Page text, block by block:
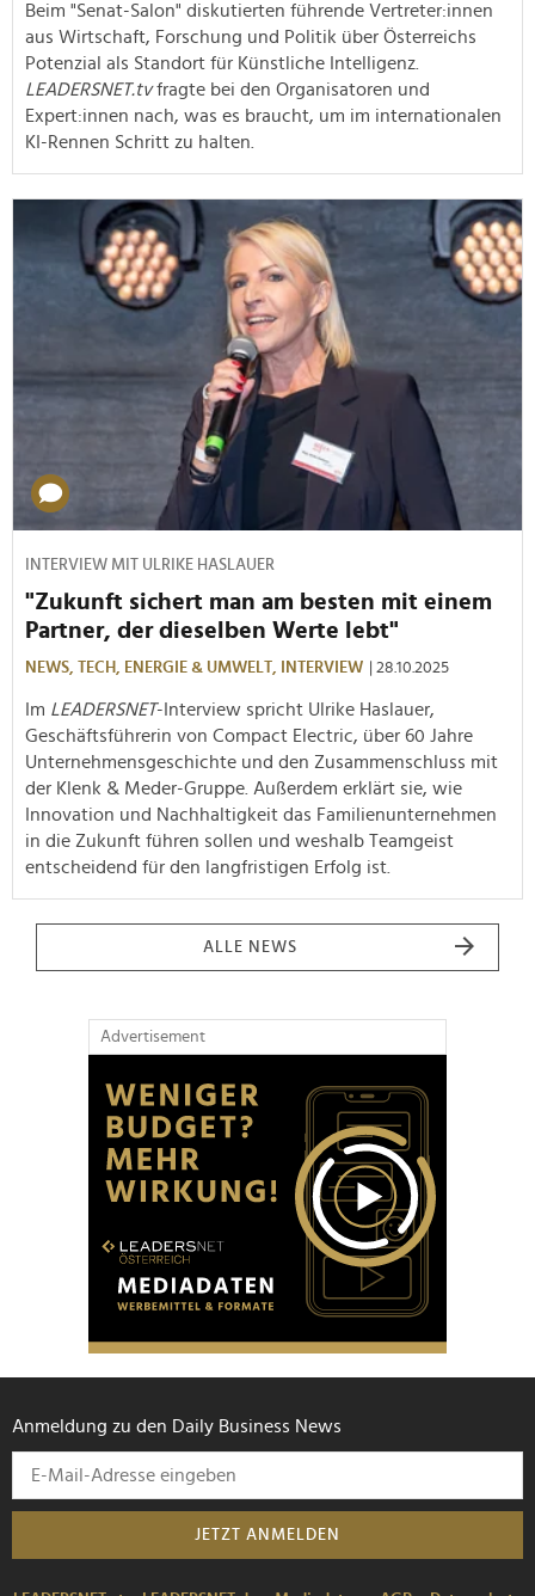
Beim "Senat-Salon" diskutierten führende Vertreter:innen
aus Wirtschaft, Forschung und Politik über Österreichs
Potenzial als Standort für Künstliche Intelligenz.
LEADERSNET.tvfragte bei den Organisatoren und
Expert:innen nach, was es braucht, um im internationalen
KI-Rennen Schritt zu halten.
INTERVIEW MIT ULRIKE HASLAUER
"Zukunft sichert man am besten mit einem
Partner, der dieselben Werte lebt"
NEWS, TECH, ENERGIE & UMWELT, INTERVIEW | 28.10.2025
Im LEADERSNET-Interview spricht Ulrike Haslauer,
Geschäftsführerin von Compact Electric, über 60 Jahre
Unternehmensgeschichte und den Zusammenschluss mit
der Klenk & Meder-Gruppe. Außerdem erklärt sie, wie
Innovation und Nachhaltigkeit das Familienunternehmen
in die Zukunft führen sollen und weshalb Teamgeist
entscheidend für den langfristigen Erfolg ist.
ALLE NEWS
Advertisement
Anmeldung zu den Daily Business News
JETZT ANMELDEN